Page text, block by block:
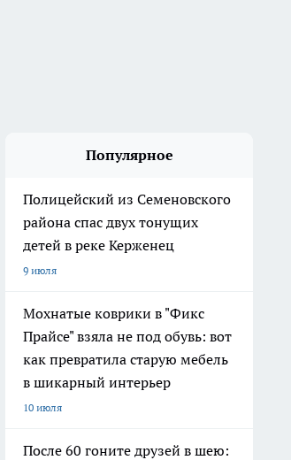
Популярное
Полицейский из Семеновского
района спас двух тонущих
детей в реке Керженец
9 июля
Мохнатые коврики в "Фикс
Прайсе" взяла не под обувь: вот
как превратила старую мебель
в шикарный интерьер
10 июля
После 60 гоните друзей в шею: